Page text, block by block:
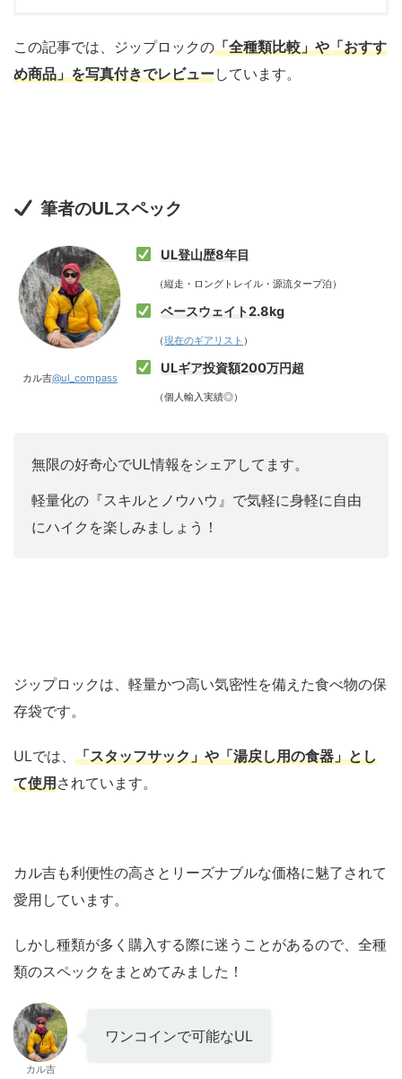
この記事では、ジップロックの「全種類比較」や「おすす
め商品」を写真付きでレビューしています。
筆者のULスペック
カル吉@ul_compass
UL登山歴8年目
（縦走・ロングトレイル・源流タープ泊）
ベースウェイト2.8kg
（現在のギアリスト ）
ULギア投資額200万円超
（個人輸入実績◎）
無限の好奇心でUL情報をシェアしてます。
軽量化の『スキルとノウハウ』で気軽に身軽に自由
にハイクを楽しみましょう！
ジップロックは、軽量かつ高い気密性を備えた食べ物の保
存袋です。
ULでは、 「スタッフサック」や「湯戻し用の食器」とし
て使用されています。
カル吉も利便性の高さとリーズナブルな価格に魅了されて
愛用しています。
しかし種類が多く購入する際に迷うことがあるので、全種
類のスペックをまとめてみました！
カル吉
ワンコインで可能なUL